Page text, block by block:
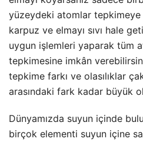
yüzeydeki atomlar tepkimeye
karpuz ve elmayı sıvı hale
uygun işlemleri yaparak tüm
tepkimesine imkân
tepkime farkı ve olasılıklar
arasındaki fark kadar büyük
Dünyamızda suyun içinde
birçok elementi suyun içine